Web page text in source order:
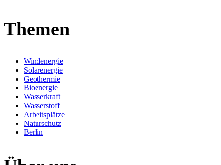
Themen
Windenergie
Solarenergie
Geothermie
Bioenergie
Wasserkraft
Wasserstoff
Arbeitsplätze
Naturschutz
Berlin